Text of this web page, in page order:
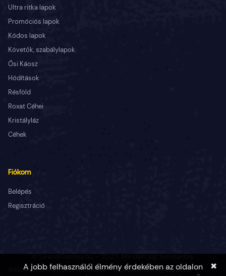
Ultra ritka lapok
Promóciós lapok
Kódos lapok
Követők, szabálylapok
Ősi Káosz
Hódítások
Résföld
Roxat Céhei
Kristályláz
Céhek
Fiókom
Belépés
Regisztráció
© GrandGames.hu - 2023. Minden jog fenntartva.
Általános szerződési feltételek
Adatkezelési tájékoztató
A jobb felhasználói élmény érdekében az oldalon
✖